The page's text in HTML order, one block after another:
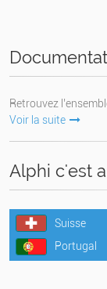
Retrouvez
Voir la suite
Alphi c'est
Suisse
Portugal